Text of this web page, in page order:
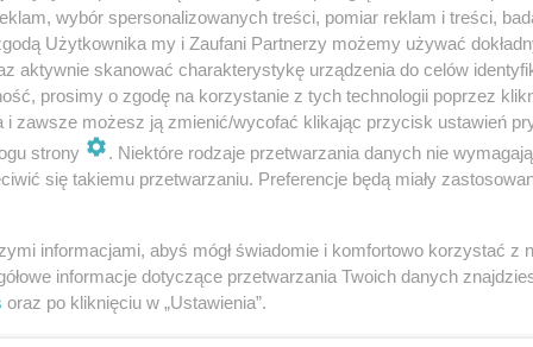
wskazują, że nowotwór się nie rozprzestrzenił. Przed
zdradziła jednak przygotowania do kolejnego zabiegu -
kłopoty natury zdrowotnej związane z atakami paniki
roku. Gratulacje wygranej z rakiem złożyły m.in.
Te słowa dały mi siłę”. Anna wygrała z rakiem
wybór spersonalizowanych treści, pomiar reklam i treści,
Użytkownika my i Zaufani Partnerzy możemy używać
aktywnie skanować charakterystykę urządzenia do celów
prosimy o zgodę na korzystanie z tych technologii poprzez
i zawsze możesz ją zmienić/wycofać klikając przycisk ustawień
strony
. Niektóre rodzaje przetwarzania danych nie
się takiemu przetwarzaniu. Preferencje będą miały
informacjami, abyś mógł świadomie i komfortowo korzystać z
informacje dotyczące przetwarzania Twoich danych
oraz po kliknięciu w „Ustawienia”.